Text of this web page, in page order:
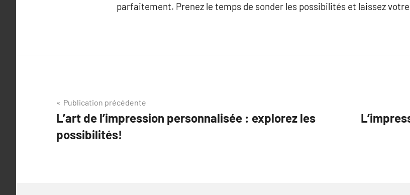
parfaitement. Prenez le temps de sonder les possibilités et laissez
Navigation
de
l’article
Publication précédente
L’art de l’impression personnalisée : explorez les
possibilités!